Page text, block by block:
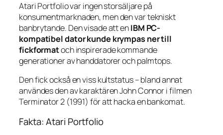
Atari Portfolio var ingen storsäljare på
konsumentmarknaden, men den var tekniskt
banbrytande. Den visade att enIBM PC-
kompatibel dator kunde krympas ner till
fickformatoch inspirerade kommande
generationer av handdatorer och palmtops.
Den fick också en viss kultstatus – bland annat
användes den av karaktären John Connor i filmen
Terminator 2(1991) för att hacka en bankomat.
Fakta: Atari Portfolio